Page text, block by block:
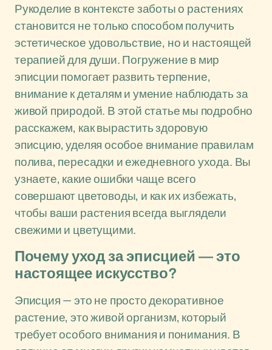
Рукоделие в контексте заботы о растениях
становится не только способом получить
эстетическое удовольствие, но и настоящей
терапией для души. Погружение в мир
эписции помогает развить терпение,
внимание к деталям и умение наблюдать за
живой природой. В этой статье мы подробно
расскажем, как вырастить здоровую
эписцию, уделяя особое внимание правилам
полива, пересадки и ежедневного ухода. Вы
узнаете, какие ошибки чаще всего
совершают цветоводы, и как их избежать,
чтобы ваши растения всегда выглядели
свежими и цветущими.
Почему уход за эписцией — это
настоящее искусство?
Эписция — это не просто декоративное
растение, это живой организм, который
требует особого внимания и понимания. В